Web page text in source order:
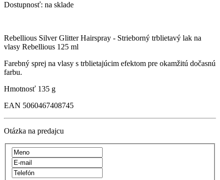
Dostupnosť: na sklade
Rebellious Silver Glitter Hairspray - Strieborný trblietavý lak na
vlasy Rebellious 125 ml
Farebný sprej na vlasy s trblietajúcim efektom pre okamžitú dočasnú
farbu.
Hmotnosť 135 g
EAN 5060467408745
Otázka na predajcu